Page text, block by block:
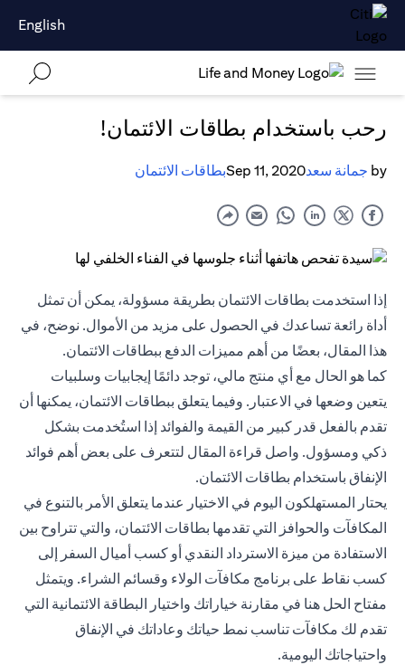
English
رحب باستخدام بطاقات الائتمان!
by جمانة سعدSep 11, 2020بطاقات الائتمان
إذا استخدمت بطاقات الائتمان بطريقة مسؤولة، يمكن أن تمثل
أداة رائعة تساعدك في الحصول على مزيد من الأموال. نوضح، في
هذا المقال، بعضًا من أهم مميزات الدفع ببطاقات الائتمان.
كما هو الحال مع أي منتج مالي، توجد دائمًا إيجابيات وسلبيات
يتعين وضعها في الاعتبار. وفيما يتعلق ببطاقات الائتمان، يمكنها أن
تقدم بالفعل قدر كبير من القيمة والفوائد إذا استُخدمت بشكل
ذكي ومسؤول. واصل قراءة المقال لتتعرف على بعض أهم فوائد
الإنفاق باستخدام بطاقات الائتمان.
يحتار المستهلكون اليوم في الاختيار عندما يتعلق الأمر بالتنوع في
المكافآت والحوافز التي تقدمها بطاقات الائتمان، والتي تتراوح بين
الاستفادة من ميزة الاسترداد النقدي أو كسب أميال السفر إلى
كسب نقاط على برنامج مكافآت الولاء وقسائم الشراء. ويتمثل
مفتاح الحل هنا في مقارنة خياراتك واختيار البطاقة الائتمانية التي
تقدم لك مكافآت تناسب نمط حياتك وعاداتك في الإنفاق
واحتياجاتك اليومية.